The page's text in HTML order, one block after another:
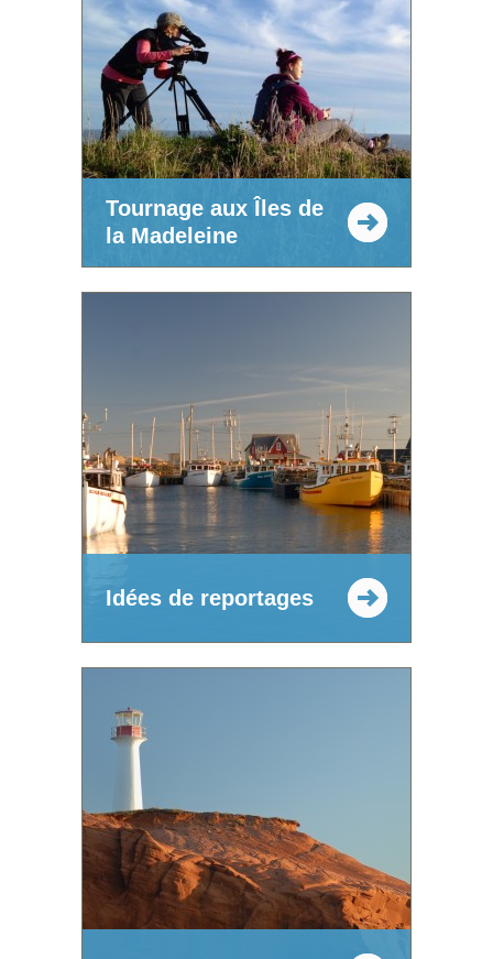
Tournage aux Îles de
la Madeleine
Idées de reportages